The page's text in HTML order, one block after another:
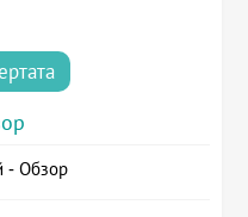
- Обзор